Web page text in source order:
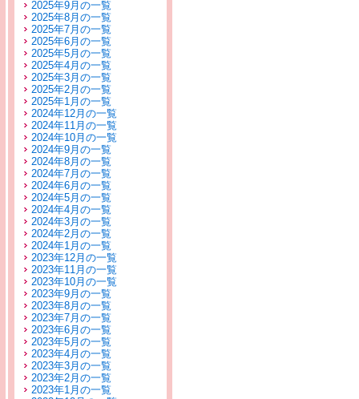
2025年9月の一覧
2025年8月の一覧
2025年7月の一覧
2025年6月の一覧
2025年5月の一覧
2025年4月の一覧
2025年3月の一覧
2025年2月の一覧
2025年1月の一覧
2024年12月の一覧
2024年11月の一覧
2024年10月の一覧
2024年9月の一覧
2024年8月の一覧
2024年7月の一覧
2024年6月の一覧
2024年5月の一覧
2024年4月の一覧
2024年3月の一覧
2024年2月の一覧
2024年1月の一覧
2023年12月の一覧
2023年11月の一覧
2023年10月の一覧
2023年9月の一覧
2023年8月の一覧
2023年7月の一覧
2023年6月の一覧
2023年5月の一覧
2023年4月の一覧
2023年3月の一覧
2023年2月の一覧
2023年1月の一覧